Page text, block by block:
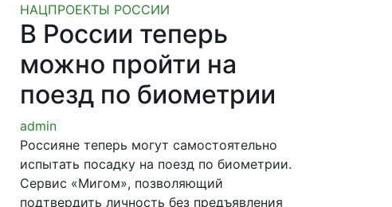
НАЦПРОЕКТЫ РОССИИ
В России теперь
можно пройти на
поезд по биометрии
admin
Россияне теперь могут самостоятельно
испытать посадку на поезд по биометрии.
Сервис «Мигом», позволяющий
подтвердить личность без предъявления